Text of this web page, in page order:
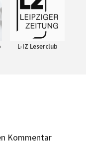
L-IZ Leserclub
Kommentar